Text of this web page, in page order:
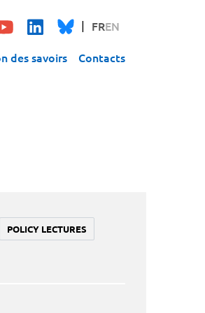
FREN
des savoirs Contacts
POLICY LECTURES